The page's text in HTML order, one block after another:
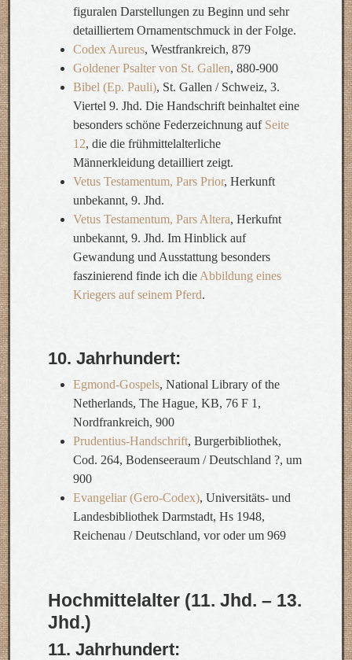
figuralen Darstellungen zu Beginn und sehr
detailliertem Ornamentschmuck in der Folge.
Codex Aureus, Westfrankreich, 879
Goldener Psalter von St. Gallen, 880-900
Bibel (Ep. Pauli), St. Gallen / Schweiz, 3.
Viertel 9. Jhd. Die Handschrift beinhaltet eine
besonders schöne Federzeichnung auf Seite
12, die die frühmittelalterliche
Männerkleidung detailliert zeigt.
Vetus Testamentum, Pars Prior, Herkunft
unbekannt, 9. Jhd.
Vetus Testamentum, Pars Altera, Herkufnt
unbekannt, 9. Jhd. Im Hinblick auf
Gewandung und Ausstattung besonders
faszinierend finde ich die Abbildung eines
Kriegers auf seinem Pferd.
10. Jahrhundert:
Egmond-Gospels, National Library of the
Netherlands, The Hague, KB, 76 F 1,
Nordfrankreich, 900
Prudentius-Handschrift, Burgerbibliothek,
Cod. 264, Bodenseeraum / Deutschland ?, um
900
Evangeliar (Gero-Codex), Universitäts- und
Landesbibliothek Darmstadt, Hs 1948,
Reichenau / Deutschland, vor oder um 969
Hochmittelalter (11. Jhd. – 13.
Jhd.)
11. Jahrhundert: